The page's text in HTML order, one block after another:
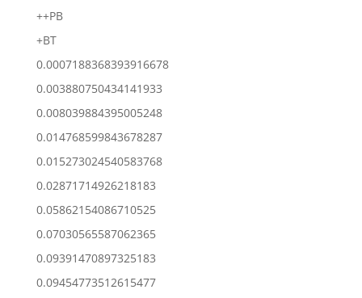
++PB
+BT
0.0007188368393916678
0.003880750434141933
0.008039884395005248
0.014768599843678287
0.015273024540583768
0.02871714926218183
0.05862154086710525
0.07030565587062365
0.09391470897325183
0.09454773512615477